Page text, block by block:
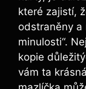
které ⁢zajistí,
odstraněny a
minulosti“.
kopie
vám ta⁣